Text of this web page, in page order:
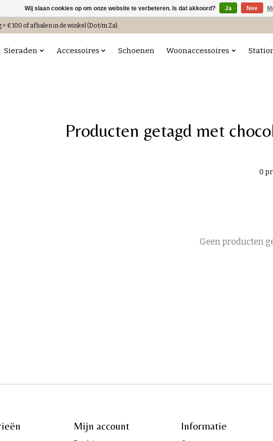
€ 100 of afhalen in de winkel (Do t/m Za).
Sieraden Accessoires Schoenen Woonaccessoires
Producten getagd met
0
Geen producten
Mijn account Informatie
Wij slaan cookies op om onze website te verbeteren. Is dat akkoord? Ja Nee